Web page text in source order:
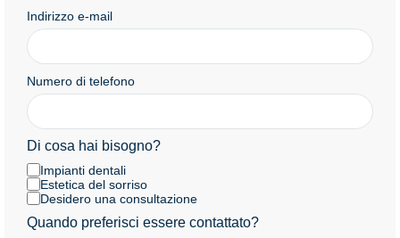
Indirizzo e-mail
Numero di telefono
Di cosa hai bisogno?
Impianti dentali
Estetica del sorriso
Desidero una consultazione
Quando preferisci essere contattato?